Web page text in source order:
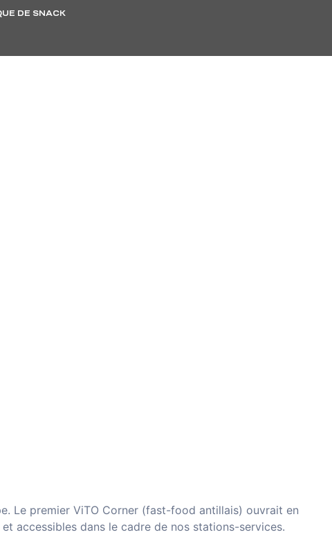
DE SNACK
Le premier ViTO Corner (fast-food antillais) ouvrait en
accessibles dans le cadre de nos stations-services.